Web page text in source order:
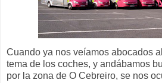
Cuando ya nos veíamos abocados
tema de los coches, y andábamos
por la zona de O Cebreiro, se nos